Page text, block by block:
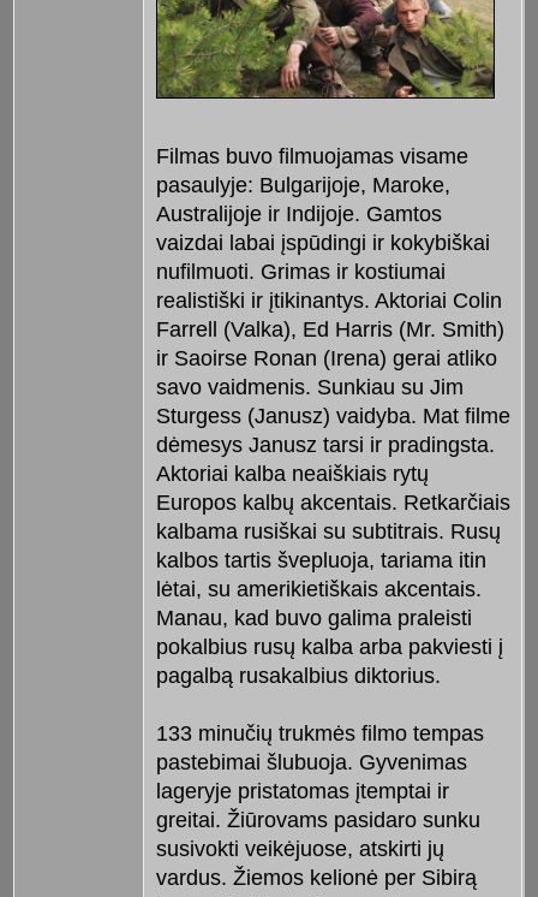
Filmas buvo filmuojamas visame
pasaulyje: Bulgarijoje, Maroke,
Australijoje ir Indijoje. Gamtos
vaizdai labai įspūdingi ir kokybiškai
nufilmuoti. Grimas ir kostiumai
realistiški ir įtikinantys. Aktoriai Colin
Farrell (Valka), Ed Harris (Mr. Smith)
ir Saoirse Ronan (Irena) gerai atliko
savo vaidmenis. Sunkiau su Jim
Sturgess (Janusz) vaidyba. Mat filme
dėmesys Janusz tarsi ir pradingsta.
Aktoriai kalba neaiškiais rytų
Europos kalbų akcentais. Retkarčiais
kalbama rusiškai su subtitrais. Rusų
kalbos tartis švepluoja, tariama itin
lėtai, su amerikietiškais akcentais.
Manau, kad buvo galima praleisti
pokalbius rusų kalba arba pakviesti į
pagalbą rusakalbius diktorius.
133 minučių trukmės filmo tempas
pastebimai šlubuoja. Gyvenimas
lageryje pristatomas įtemptai ir
greitai. Žiūrovams pasidaro sunku
susivokti veikėjuose, atskirti jų
vardus. Žiemos kelionė per Sibirą